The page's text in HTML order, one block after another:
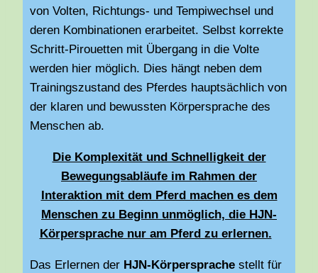
von Volten, Richtungs- und Tempiwechsel und
deren Kombinationen erarbeitet. Selbst korrekte
Schritt-Pirouetten mit Übergang in die Volte
werden hier möglich. Dies hängt neben dem
Trainingszustand des Pferdes hauptsächlich von
der klaren und bewussten Körpersprache des
Menschen ab.
Die Komplexität und Schnelligkeit der
Bewegungsabläufe im Rahmen der
Interaktion mit dem Pferd machen es dem
Menschen zu Beginn unmöglich, die HJN-
Körpersprache nur am Pferd zu erlernen.
Das Erlernen der HJN-Körpersprache stellt für